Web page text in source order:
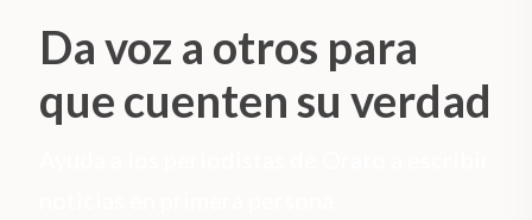
Da voz a otros para
que cuenten su verdad